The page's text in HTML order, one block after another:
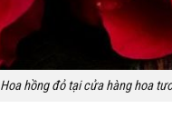
Hoa hồng đỏ tại cửa hàng hoa